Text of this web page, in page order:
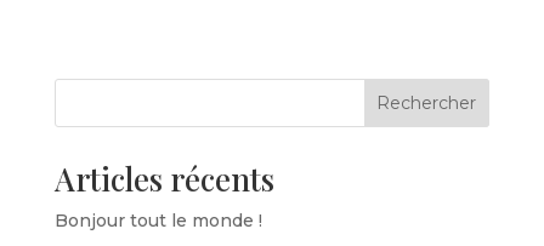
Rechercher
Articles récents
Bonjour tout le monde !